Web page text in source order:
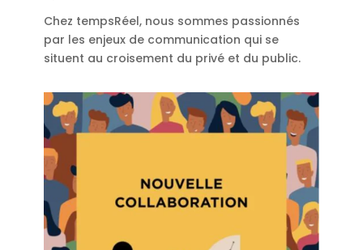
Chez tempsRéel, nous sommes passionnés
par les enjeux de communication qui se
situent au croisement du privé et du public.